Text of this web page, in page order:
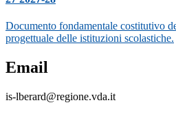
Documento fondamentale costitutivo
progettuale delle istituzioni scolastiche.
Email
is-lberard@regione.vda.it